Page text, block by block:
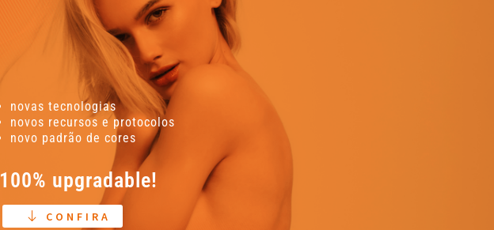
novas tecnologias
novos recursos e protocolos
novo padrão de cores
100% upgradable!
CONFIRA